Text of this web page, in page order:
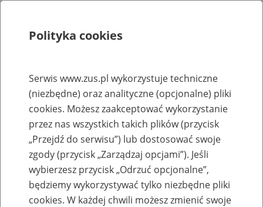
Rejestry, ewidencje i archiwa
Baza zlikwidowanych lub
przekształconych zakładów pracy
Nazwa zakładu pracy:
Polityka cookies
Serwis www.zus.pl wykorzystuje techniczne
(niezbędne) oraz analityczne (opcjonalne) pliki
cookies. Możesz zaakceptować wykorzystanie
przez nas wszystkich takich plików (przycisk
„Przejdź do serwisu”) lub dostosować swoje
zgody (przycisk „Zarządzaj opcjami”). Jeśli
wybierzesz przycisk „Odrzuć opcjonalne”,
będziemy wykorzystywać tylko niezbędne pliki
cookies. W każdej chwili możesz zmienić swoje